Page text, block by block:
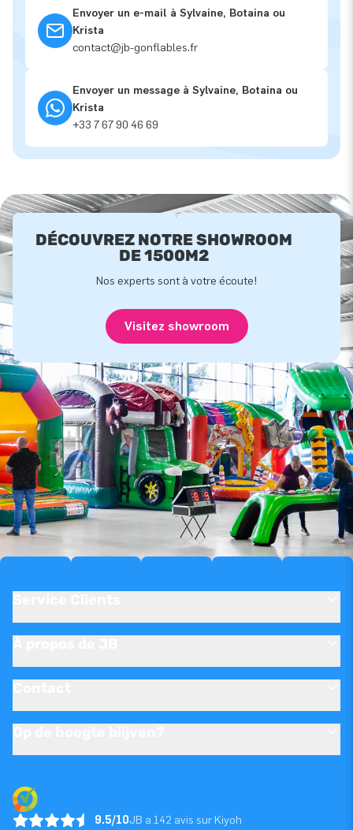
Envoyer un e-mail à Sylvaine, Botaina ou
Krista
contact@jb-gonflables.fr
Envoyer un message à Sylvaine, Botaina ou
Krista
+33 7 67 90 46 69
DÉCOUVREZ NOTRE SHOWROOM
DE 1500M2
Nos experts sont à votre écoute!
Visitez showroom
9.5/10JB a 142 avis sur Kiyoh